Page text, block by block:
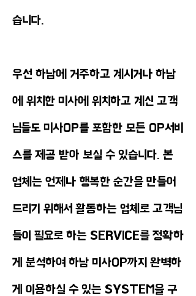
습니다.
우선 하남에 거주하고 계시거나 하남
에 위치한 미사에 위치하고 계신 고객
님들도 미사OP를 포함한 모든 OP서비
스를 제공 받아 보실 수 있습니다. 본
업체는 언제나 행복한 순간을 만들어
드리기 위해서 활동하는 업체로 고객님
들이 필요로 하는 SERVICE를 정확하
게 분석하여 하남 미사OP까지 완벽하
게 이용하실 수 있는 SYSTEM을 구